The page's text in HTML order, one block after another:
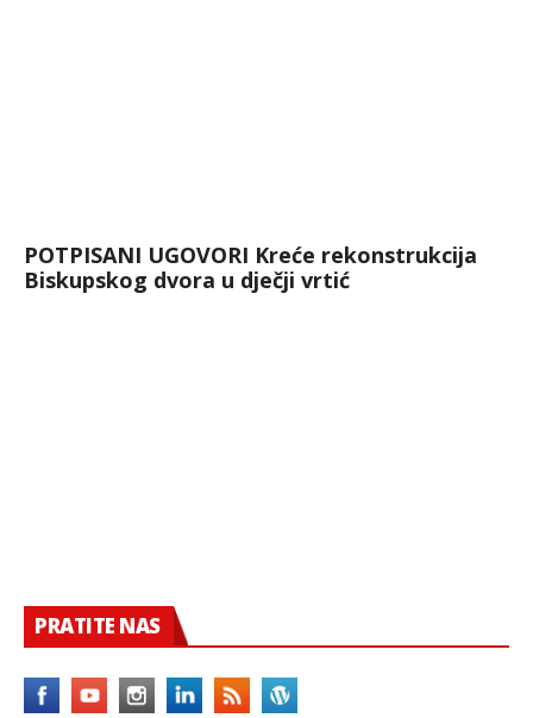
POTPISANI UGOVORI Kreće rekonstrukcija
Biskupskog dvora u dječji vrtić
PRATITE NAS